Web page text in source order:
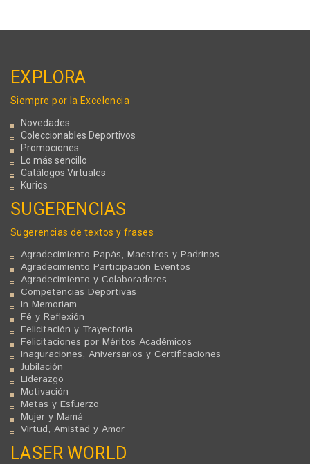
EXPLORA
Siempre por la Excelencia
Novedades
Coleccionables Deportivos
Promociones
Lo más sencillo
Catálogos Virtuales
Kurios
SUGERENCIAS
Sugerencias de textos y frases
Agradecimiento Papás, Maestros y Padrinos
Agradecimiento Participación Eventos
Agradecimiento y Colaboradores
Competencias Deportivas
In Memoriam
Fé y Reflexión
Felicitación y Trayectoria
Felicitaciones por Méritos Académicos
Inaguraciones, Aniversarios y Certificaciones
Jubilación
Liderazgo
Motivación
Metas y Esfuerzo
Mujer y Mamá
Virtud, Amistad y Amor
LASER WORLD